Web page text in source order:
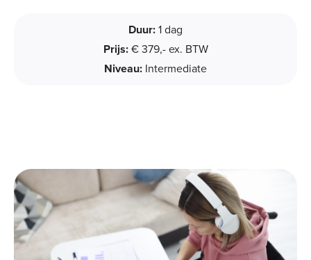
Duur:1 dag
Prijs:€ 379,- ex. BTW
Niveau: Intermediate